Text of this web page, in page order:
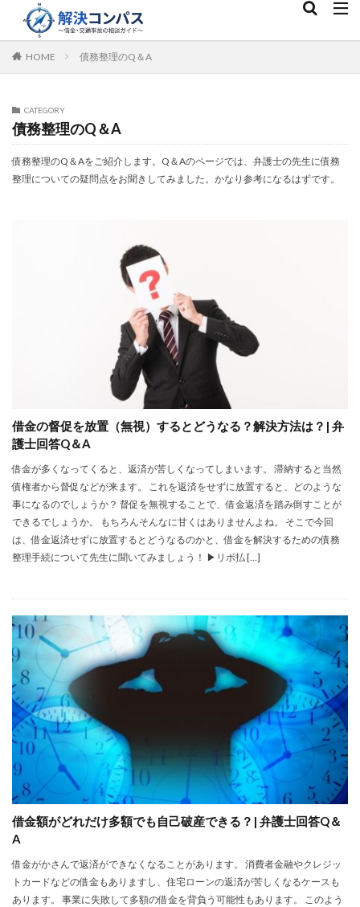
HOME 債務整理のQ＆A
CATEGORY
債務整理のQ＆A
債務整理のQ＆Aをご紹介します。Q＆Aのページでは、弁護士の先生に債務
整理についての疑問点をお聞きしてみました。かなり参考になるはずです。
借金の督促を放置（無視）するとどうなる？解決方法は？| 弁
護士回答Q＆A
借金が多くなってくると、返済が苦しくなってしまいます。 滞納すると当然
債権者から督促などが来ます。 これを返済をせずに放置すると、どのような
事になるのでしょうか？ 督促を無視することで、借金返済を踏み倒すことが
できるでしょうか。 もちろんそんなに甘くはありませんよね。 そこで今回
は、借金返済せずに放置するとどうなるのかと、借金を解決するための債務
整理手続について先生に聞いてみましょう！ ▶︎リボ払 […]
借金額がどれだけ多額でも自己破産できる？| 弁護士回答Q＆
A
借金がかさんで返済ができなくなることがあります。 消費者金融やクレジッ
トカードなどの借金もありますし、住宅ローンの返済が苦しくなるケースも
あります。 事業に失敗して多額の借金を背負う可能性もあります。 このよう